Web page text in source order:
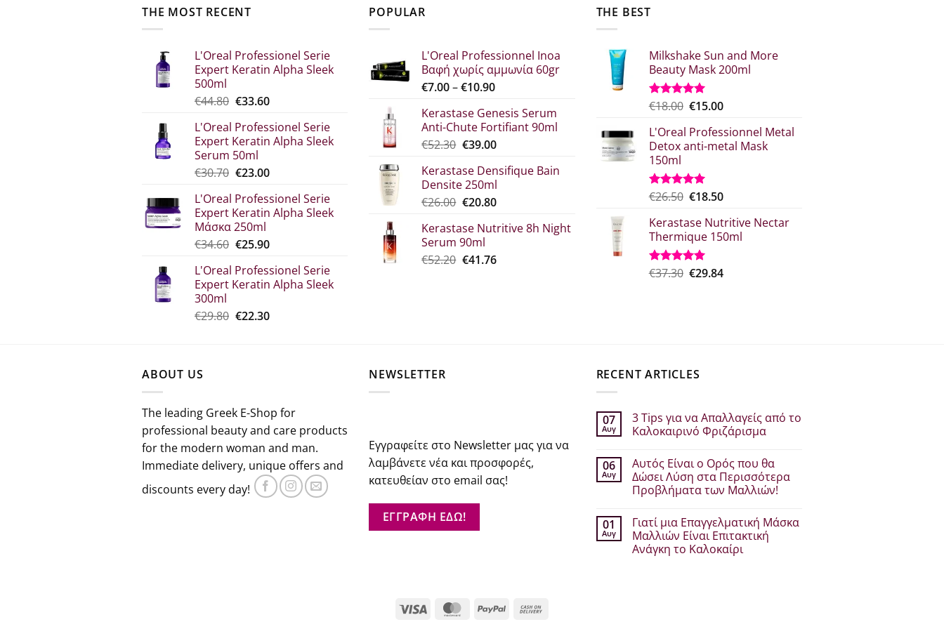
THE MOST RECENT
L'Oreal Professionel Serie
Expert Keratin Alpha Sleek
500ml
€44.80 Original
was:
€44.80.
€33.60The
price
is:
L'Oreal Professionel Serie
Expert Keratin Alpha Sleek
Serum 50ml
€30.70 Original
was:
€30.70.
€23.00Η
τιμή
είναι:
L'Oreal Professionel Serie
Expert Keratin Alpha Sleek
Μάσκα 250ml
€34.60 Original
which
was:
€25.90The
price
is:
L'Oreal Professionel Serie
Expert Keratin Alpha Sleek
300ml
€29.80 Original
€22.30Η
POPULAR
L'Oreal Professionnel Inoa
Βαφή χωρίς αμμωνία 60gr
€7.00–€10.90Price
€7.00
through
€10.90
Kerastase Genesis Serum
Anti-Chute Fortifiant 90ml
€52.30 Original
was:
€52.30.
€39.00Η
τιμή
είναι:
€39.00.
Kerastase Densifique Bain
Densite 250ml
€26.00 Original
what:
€26.00.
€20.80The
price
€20.80.
Kerastase Nutritive 8h Night
Serum 90ml
€52.20 Original
€41.76Η
THE BEST
Milkshake Sun and More
Beauty Mask 200ml
Rated5.00
€18.00 Original
what:
€18.00.
€15.00Η
τιμή
είναι:
L'Oreal Professionnel Metal
Detox anti-metal Mask
150ml
Rated5.00
€26.50 Original
was:
€26.50.
€18.50Η
τιμή
είναι:
Kerastase Nutritive Nectar
Thermique 150ml
Rated5.00
€37.30 Original
€29.84Η
ABOUT US
The leading Greek E-Shop for
professional beauty and care products
for the modern woman and man.
Immediate delivery, unique offers and
discounts every day!
NEWSLETTER
Εγγραφείτε στο Newsletter μας για να
λαμβάνετε νέα και προσφορές,
κατευθείαν στο email σας!
ΕΓΓΡΑΦΗ ΕΔΩ!
RECENT ARTICLES
07
Αυγ
3 Tips για να Απαλλαγείς από το
Καλοκαιρινό Φριζάρισμα
σχόλια
στο
3
Tips
για
Απαλλαγείς
από
το
Καλοκαιρινό
Φριζάρισμα
06
Αυγ
Αυτός Είναι ο Ορός που θα
Δώσει Λύση στα Περισσότερα
Προβλήματα των Μαλλιών!
σχόλια
στο
Αυτός
Είναι
01
Αυγ
Γιατί μια Επαγγελματική Μάσκα
Μαλλιών Είναι Επιτακτική
Ανάγκη το Καλοκαίρι
Visa MasterCardPayPal